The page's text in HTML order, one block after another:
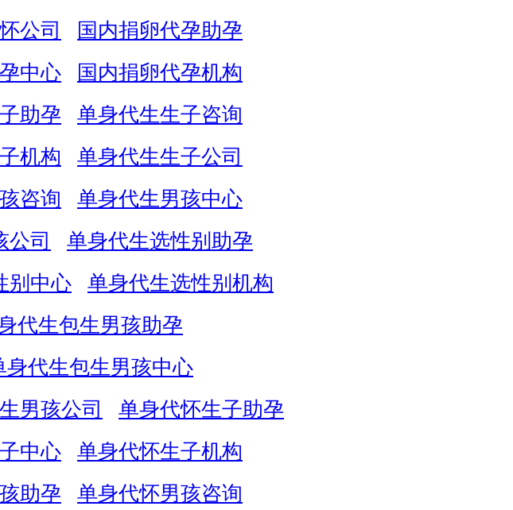
公司
国内捐卵代孕助孕
中心
国内捐卵代孕机构
助孕
单身代生生子咨询
机构
单身代生生子公司
咨询
单身代生男孩中心
公司
单身代生选性别助孕
别中心
单身代生选性别机构
代生包生男孩助孕
身代生包生男孩中心
男孩公司
单身代怀生子助孕
中心
单身代怀生子机构
助孕 单身代怀男孩咨询